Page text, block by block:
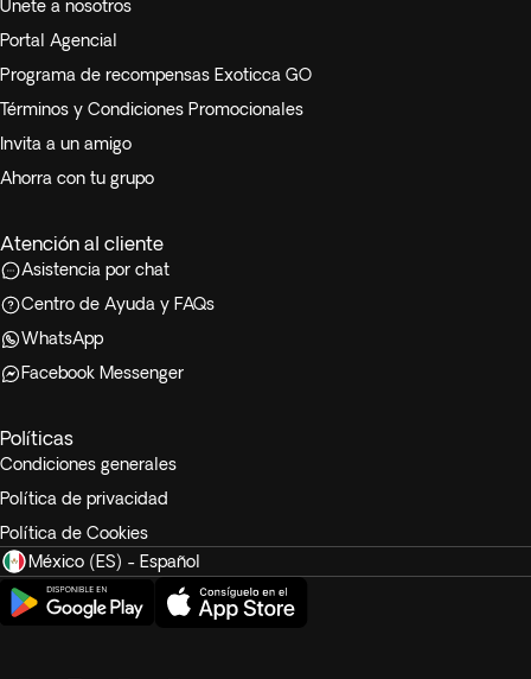
Para participar en el tour privado es necesario que la
persona con movilidad reducida esté acompañada en todo
momento por otra persona que le asista en cualquier
situación necesaria, como subir y bajar del vehículo, durante
las excursiones y en las demás necesidades que se
presenten en el transcurso del itinerario.
Únete a nosotros
Portal Agencial
Programa de recompensas Exoticca GO
Términos y Condiciones Promocionales
Invita a un amigo
Ahorra con tu grupo
Atención al cliente
Asistencia por chat
Centro de Ayuda y FAQs
WhatsApp
Facebook Messenger
Políticas
Condiciones generales
Política de privacidad
Política de Cookies
México (ES) - Español